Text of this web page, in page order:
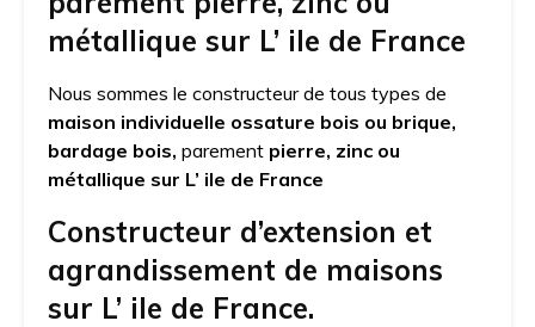
métallique sur L’ ile de France
Nous sommes le constructeur de tous types de
maison individuelle ossature bois ou brique,
bardage bois, parement pierre, zinc ou
métallique sur L’ ile de France
Constructeur d’extension et
agrandissement de maisons
sur L’ ile de France.